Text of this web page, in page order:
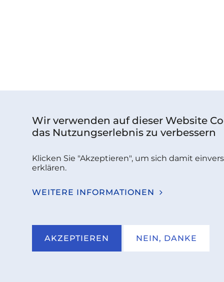
Wir verwenden auf dieser Website
das Nutzungserlebnis zu verbessern
Klicken Sie "Akzeptieren", um sich damit
erklären.
WEITERE INFORMATIONEN
AKZEPTIEREN NEIN, DANKE